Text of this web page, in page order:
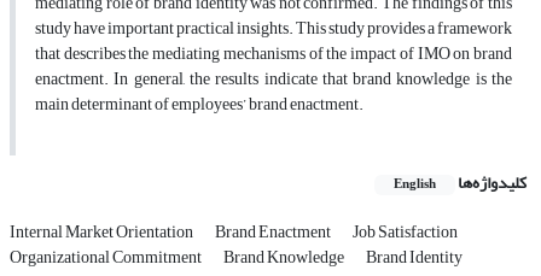
study have important practical insights. This study provides a framework
that describes the mediating mechanisms of the impact of IMO on brand
enactment. In general, the results indicate that brand knowledge is the
main determinant of employees’ brand enactment.
کلیدواژه‌ها English
Internal Market Orientation Brand Enactment Job Satisfaction
Organizational Commitment Brand Knowledge Brand Identity